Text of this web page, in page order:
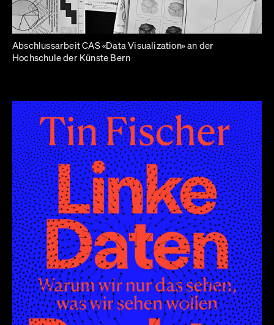
Abschlussarbeit CAS «Data Visualization» an der
Hochschule der Künste Bern